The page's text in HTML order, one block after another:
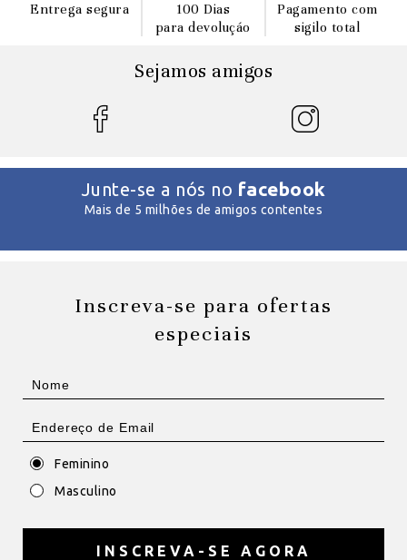
Entrega segura
100 Dias
para devoluçáo
Pagamento com
sigilo total
Sejamos amigos
Junte-se a nós no facebook
Mais de 5 milhões de amigos contentes
Inscreva-se para ofertas
especiais
Feminino
Masculino
INSCREVA-SE AGORA